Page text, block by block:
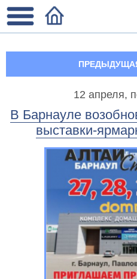
12 апреля,
В Барнауле
выставки-